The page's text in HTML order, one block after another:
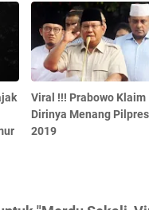
Viral !!! Prabowo Klaim
Dirinya Menang Pilpres
2019